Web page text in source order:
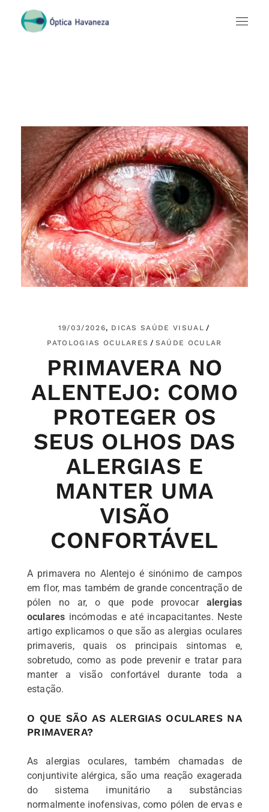
19/03/2026
DICAS SAÚDE VISUAL
PATOLOGIAS OCULARES
SAÚDE OCULAR
PRIMAVERA NO
ALENTEJO: COMO
PROTEGER OS
SEUS OLHOS DAS
ALERGIAS E
MANTER UMA
VISÃO
CONFORTÁVEL
A primavera no Alentejo é sinónimo de campos
em flor, mas também de grande concentração de
pólen no ar, o que pode provocar alergias
oculares incómodas e até incapacitantes. Neste
artigo explicamos o que são as alergias oculares
primaveris, quais os principais sintomas e,
sobretudo, como as pode prevenir e tratar para
manter a visão confortável durante toda a
estação.
O QUE SÃO AS ALERGIAS OCULARES NA
PRIMAVERA?
As alergias oculares, também chamadas de
conjuntivite alérgica, são uma reação exagerada
do sistema imunitário a substâncias
normalmente inofensivas, como pólen de ervas e